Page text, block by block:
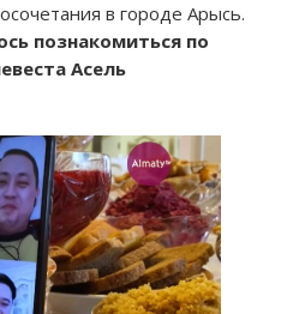
в городе Арысь.
познакомиться по
Асель